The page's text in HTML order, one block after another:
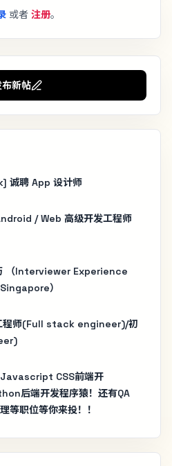
或者 注册。
布新帖
诚聘 App 设计师
/ Web 高级开发工程师
（Interviewer Experience
）
程师(Full stack engineer)/初
CSS前端开
后端开发程序猿！还有QA
职位等你来投！！